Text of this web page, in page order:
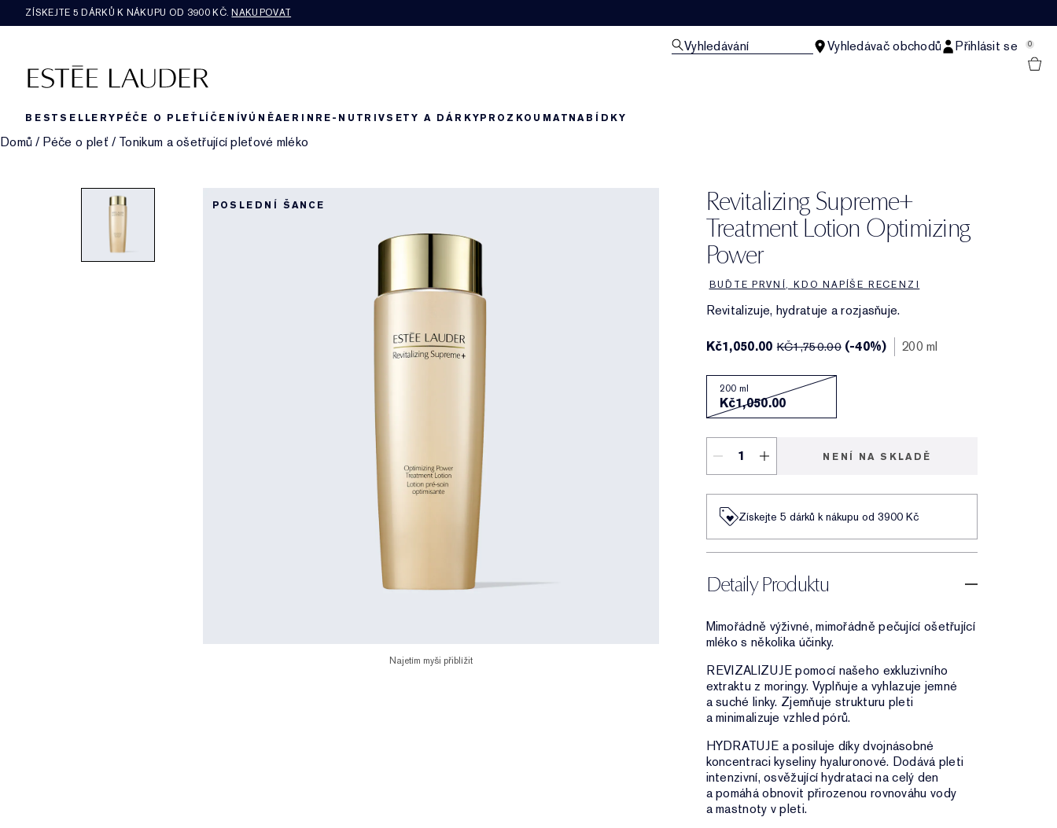
ZÍSKEJTE 5 DÁRKŮ K NÁKUPU OD 3900 KČ.NAKUPOVAT
Vyhledávání Vyhledávač obchodů Přihlásit se 0
BESTSELLERYPÉČE O PLEŤ LÍČENÍVŮNĚAERIN RE-NUTRIVSETY A DÁRKYPROZKOUMATNABÍDKY
Domů / Péče o pleť / Tonikum a ošetřující pleťové mléko
Revitalizing Supreme+
Treatment Lotion Optimizing
Power
BUĎTE PRVNÍ, KDO NAPÍŠE RECENZI
Revitalizuje, hydratuje a rozjasňuje.
POSLEDNÍ ŠANCE
Najetím myši přiblížit
Kč1,050.00KČ1,750.00 (-40%) 200 ml
200 ml
Kč1,050.00
NENÍ NA SKLADĚ
Získejte 5 dárků k nákupu od 3900 Kč
Detaily Produktu
Mimořádně výživné, mimořádně pečující ošetřující
mléko s několika účinky.
REVIZALIZUJE pomocí našeho exkluzivního
extraktu z moringy. Vyplňuje a vyhlazuje jemné
a suché linky. Zjemňuje strukturu pleti
a minimalizuje vzhled pórů.
HYDRATUJE a posiluje díky dvojnásobné
koncentraci kyseliny hyaluronové. Dodává pleti
intenzivní, osvěžující hydrataci na celý den
a pomáhá obnovit přirozenou rovnováhu vody
a mastnoty v pleti.